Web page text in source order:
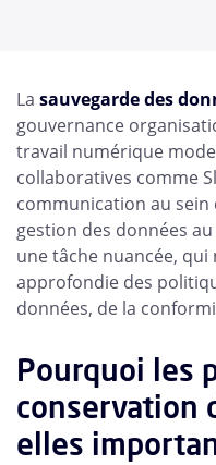
La sauvegarde des
gouvernance
travail numérique
collaboratives comme
communication au sein
gestion des données
une tâche nuancée,
approfondie des
données, de la
Pourquoi les
conservation
elles